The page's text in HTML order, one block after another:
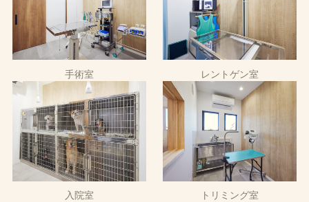
手術室 レントゲン室
入院室 トリミング室